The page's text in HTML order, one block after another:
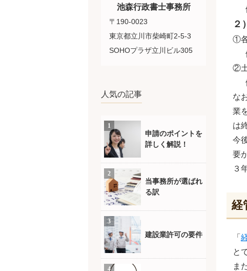
２
①各
②土
な
業
は
今
要
３
経
「
と
ま
池森行政書士事務所
〒190-0023
東京都立川市柴崎町2-5-3
SOHOプラザ立川ビル305
人気の記事
申請のポイントを
詳しく解説！
当事務所が選ばれ
る訳
建設業許可の要件